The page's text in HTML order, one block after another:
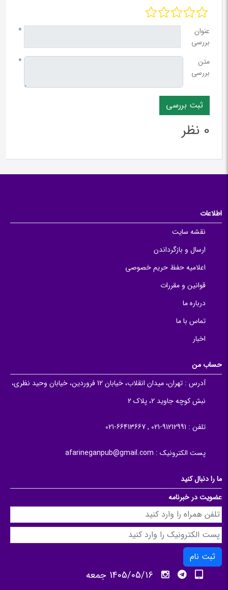
عنوان
بررسی
*
متن
بررسی
*
0 نظر
اطلاعات
نقشه سایت
ارسال و بازگرداندن
اعلامیه حفظ حریم خصوصی
قوانین و مقررات
درباره ما
تماس با ما
اخبار
حساب من
آدرس :
تهران، میدان انقلاب، خیابان 12 فروردین، خیابان وحید نظری،
نبش کوچه جاوید 2، پلاک 2
تلفن : 91212991-021 , 66413667-021
پست الکترونیک : afarineganpub@gmail.com
ما را دنبال کنید
عضویت در خبرنامه
ثبت نام
1405/05/16 جمعه